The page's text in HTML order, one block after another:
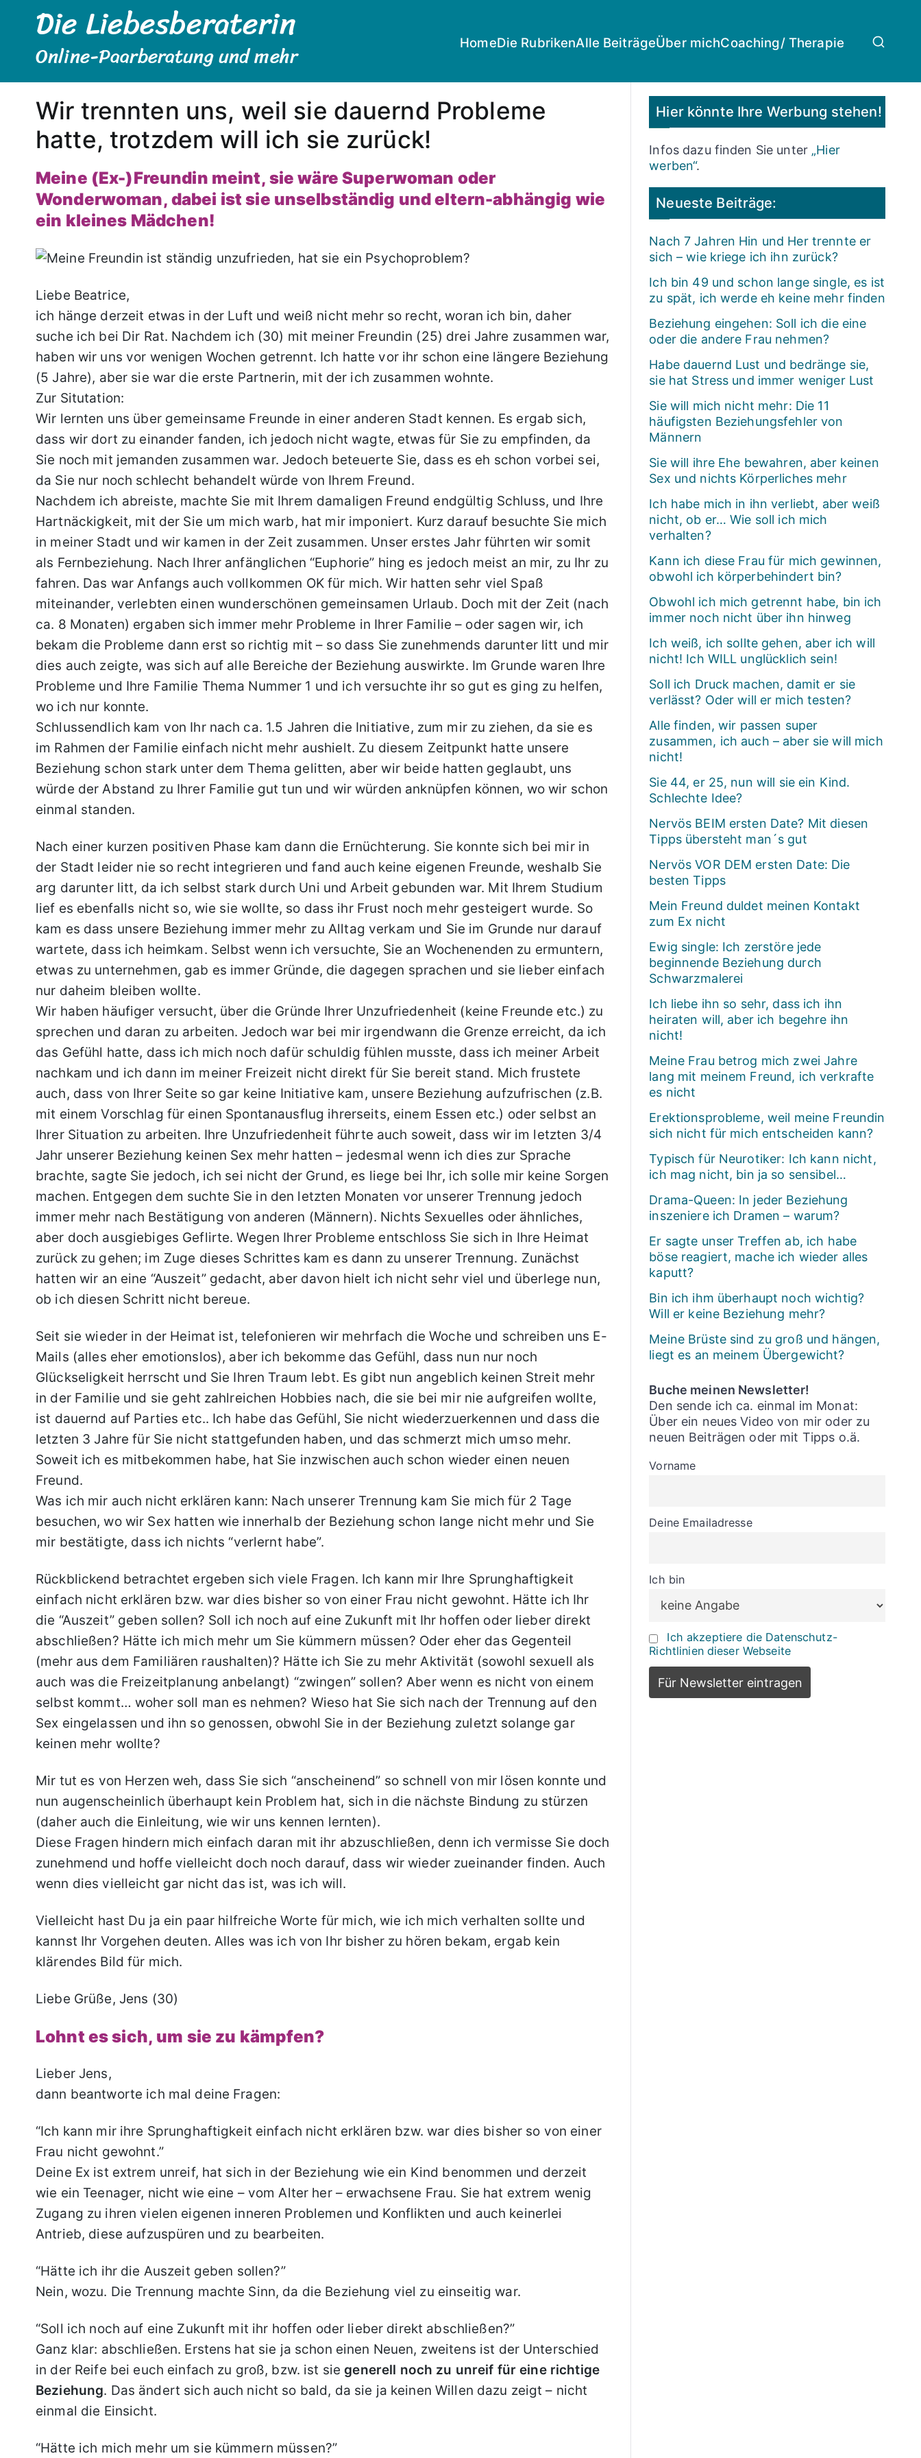
springenDie Liebesberaterin
Online-Paarberatung und mehr HomeDie RubrikenAlle BeiträgeÜber michCoaching/ Therapie
Wir trennten uns, weil sie dauernd Probleme
hatte, trotzdem will ich sie zurück!
Meine (Ex-)Freundin meint, sie wäre Superwoman oder
Wonderwoman, dabei ist sie unselbständig und eltern-abhängig wie
ein kleines Mädchen!
Liebe Beatrice,
ich hänge derzeit etwas in der Luft und weiß nicht mehr so recht, woran ich bin, daher
suche ich bei Dir Rat. Nachdem ich (30) mit meiner Freundin (25) drei Jahre zusammen war,
haben wir uns vor wenigen Wochen getrennt. Ich hatte vor ihr schon eine längere Beziehung
(5 Jahre), aber sie war die erste Partnerin, mit der ich zusammen wohnte.
Zur Situtation:
Wir lernten uns über gemeinsame Freunde in einer anderen Stadt kennen. Es ergab sich,
dass wir dort zu einander fanden, ich jedoch nicht wagte, etwas für Sie zu empfinden, da
Sie noch mit jemanden zusammen war. Jedoch beteuerte Sie, dass es eh schon vorbei sei,
da Sie nur noch schlecht behandelt würde von Ihrem Freund.
Nachdem ich abreiste, machte Sie mit Ihrem damaligen Freund endgültig Schluss, und Ihre
Hartnäckigkeit, mit der Sie um mich warb, hat mir imponiert. Kurz darauf besuchte Sie mich
in meiner Stadt und wir kamen in der Zeit zusammen. Unser erstes Jahr führten wir somit
als Fernbeziehung. Nach Ihrer anfänglichen “Euphorie” hing es jedoch meist an mir, zu Ihr zu
fahren. Das war Anfangs auch vollkommen OK für mich. Wir hatten sehr viel Spaß
miteinander, verlebten einen wunderschönen gemeinsamen Urlaub. Doch mit der Zeit (nach
ca. 8 Monaten) ergaben sich immer mehr Probleme in Ihrer Familie – oder sagen wir, ich
bekam die Probleme dann erst so richtig mit – so dass Sie zunehmends darunter litt und mir
dies auch zeigte, was sich auf alle Bereiche der Beziehung auswirkte. Im Grunde waren Ihre
Probleme und Ihre Familie Thema Nummer 1 und ich versuchte ihr so gut es ging zu helfen,
wo ich nur konnte.
Schlussendlich kam von Ihr nach ca. 1.5 Jahren die Initiative, zum mir zu ziehen, da sie es
im Rahmen der Familie einfach nicht mehr aushielt. Zu diesem Zeitpunkt hatte unsere
Beziehung schon stark unter dem Thema gelitten, aber wir beide hatten geglaubt, uns
würde der Abstand zu Ihrer Familie gut tun und wir würden anknüpfen können, wo wir schon
einmal standen.
Nach einer kurzen positiven Phase kam dann die Ernüchterung. Sie konnte sich bei mir in
der Stadt leider nie so recht integrieren und fand auch keine eigenen Freunde, weshalb Sie
arg darunter litt, da ich selbst stark durch Uni und Arbeit gebunden war. Mit Ihrem Studium
lief es ebenfalls nicht so, wie sie wollte, so dass ihr Frust noch mehr gesteigert wurde. So
kam es dass unsere Beziehung immer mehr zu Alltag verkam und Sie im Grunde nur darauf
wartete, dass ich heimkam. Selbst wenn ich versuchte, Sie an Wochenenden zu ermuntern,
etwas zu unternehmen, gab es immer Gründe, die dagegen sprachen und sie lieber einfach
nur daheim bleiben wollte.
Wir haben häufiger versucht, über die Gründe Ihrer Unzufriedenheit (keine Freunde etc.) zu
sprechen und daran zu arbeiten. Jedoch war bei mir irgendwann die Grenze erreicht, da ich
das Gefühl hatte, dass ich mich noch dafür schuldig fühlen musste, dass ich meiner Arbeit
nachkam und ich dann im meiner Freizeit nicht direkt für Sie bereit stand. Mich frustete
auch, dass von Ihrer Seite so gar keine Initiative kam, unsere Beziehung aufzufrischen (z.B.
mit einem Vorschlag für einen Spontanausflug ihrerseits, einem Essen etc.) oder selbst an
Ihrer Situation zu arbeiten. Ihre Unzufriedenheit führte auch soweit, dass wir im letzten 3/4
Jahr unserer Beziehung keinen Sex mehr hatten – jedesmal wenn ich dies zur Sprache
brachte, sagte Sie jedoch, ich sei nicht der Grund, es liege bei Ihr, ich solle mir keine Sorgen
machen. Entgegen dem suchte Sie in den letzten Monaten vor unserer Trennung jedoch
immer mehr nach Bestätigung von anderen (Männern). Nichts Sexuelles oder ähnliches,
aber doch ausgiebiges Geflirte. Wegen Ihrer Probleme entschloss Sie sich in Ihre Heimat
zurück zu gehen; im Zuge dieses Schrittes kam es dann zu unserer Trennung. Zunächst
hatten wir an eine “Auszeit” gedacht, aber davon hielt ich nicht sehr viel und überlege nun,
ob ich diesen Schritt nicht bereue.
Seit sie wieder in der Heimat ist, telefonieren wir mehrfach die Woche und schreiben uns E-
Mails (alles eher emotionslos), aber ich bekomme das Gefühl, dass nun nur noch
Glückseligkeit herrscht und Sie Ihren Traum lebt. Es gibt nun angeblich keinen Streit mehr
in der Familie und sie geht zahlreichen Hobbies nach, die sie bei mir nie aufgreifen wollte,
ist dauernd auf Parties etc.. Ich habe das Gefühl, Sie nicht wiederzuerkennen und dass die
letzten 3 Jahre für Sie nicht stattgefunden haben, und das schmerzt mich umso mehr.
Soweit ich es mitbekommen habe, hat Sie inzwischen auch schon wieder einen neuen
Freund.
Was ich mir auch nicht erklären kann: Nach unserer Trennung kam Sie mich für 2 Tage
besuchen, wo wir Sex hatten wie innerhalb der Beziehung schon lange nicht mehr und Sie
mir bestätigte, dass ich nichts “verlernt habe”.
Rückblickend betrachtet ergeben sich viele Fragen. Ich kann mir Ihre Sprunghaftigkeit
einfach nicht erklären bzw. war dies bisher so von einer Frau nicht gewohnt. Hätte ich Ihr
die “Auszeit” geben sollen? Soll ich noch auf eine Zukunft mit Ihr hoffen oder lieber direkt
abschließen? Hätte ich mich mehr um Sie kümmern müssen? Oder eher das Gegenteil
(mehr aus dem Familiären raushalten)? Hätte ich Sie zu mehr Aktivität (sowohl sexuell als
auch was die Freizeitplanung anbelangt) “zwingen” sollen? Aber wenn es nicht von einem
selbst kommt… woher soll man es nehmen? Wieso hat Sie sich nach der Trennung auf den
Sex eingelassen und ihn so genossen, obwohl Sie in der Beziehung zuletzt solange gar
keinen mehr wollte?
Mir tut es von Herzen weh, dass Sie sich “anscheinend” so schnell von mir lösen konnte und
nun augenscheinlich überhaupt kein Problem hat, sich in die nächste Bindung zu stürzen
(daher auch die Einleitung, wie wir uns kennen lernten).
Diese Fragen hindern mich einfach daran mit ihr abzuschließen, denn ich vermisse Sie doch
zunehmend und hoffe vielleicht doch noch darauf, dass wir wieder zueinander finden. Auch
wenn dies vielleicht gar nicht das ist, was ich will.
Vielleicht hast Du ja ein paar hilfreiche Worte für mich, wie ich mich verhalten sollte und
kannst Ihr Vorgehen deuten. Alles was ich von Ihr bisher zu hören bekam, ergab kein
klärendes Bild für mich.
Liebe Grüße, Jens (30)
Lohnt es sich, um sie zu kämpfen?
Lieber Jens,
dann beantworte ich mal deine Fragen:
“Ich kann mir ihre Sprunghaftigkeit einfach nicht erklären bzw. war dies bisher so von einer
Frau nicht gewohnt.”
Deine Ex ist extrem unreif, hat sich in der Beziehung wie ein Kind benommen und derzeit
wie ein Teenager, nicht wie eine – vom Alter her – erwachsene Frau. Sie hat extrem wenig
Zugang zu ihren vielen eigenen inneren Problemen und Konflikten und auch keinerlei
Antrieb, diese aufzuspüren und zu bearbeiten.
“Hätte ich ihr die Auszeit geben sollen?”
Nein, wozu. Die Trennung machte Sinn, da die Beziehung viel zu einseitig war.
“Soll ich noch auf eine Zukunft mit ihr hoffen oder lieber direkt abschließen?”
Ganz klar: abschließen. Erstens hat sie ja schon einen Neuen, zweitens ist der Unterschied
in der Reife bei euch einfach zu groß, bzw. ist siegenerell noch zu unreif für eine richtige
Beziehung. Das ändert sich auch nicht so bald, da sie ja keinen Willen dazu zeigt – nicht
einmal die Einsicht.
“Hätte ich mich mehr um sie kümmern müssen?”
Hier könnte Ihre Werbung stehen!
Infos dazu finden Sie unter „Hier
werben“.
Neueste Beiträge:
Nach 7 Jahren Hin und Her trennte er
sich – wie kriege ich ihn zurück?
Ich bin 49 und schon lange single, es ist
zu spät, ich werde eh keine mehr finden
Beziehung eingehen: Soll ich die eine
oder die andere Frau nehmen?
Habe dauernd Lust und bedränge sie,
sie hat Stress und immer weniger Lust
Sie will mich nicht mehr: Die 11
häufigsten Beziehungsfehler von
Männern
Sie will ihre Ehe bewahren, aber keinen
Sex und nichts Körperliches mehr
Ich habe mich in ihn verliebt, aber weiß
nicht, ob er… Wie soll ich mich
verhalten?
Kann ich diese Frau für mich gewinnen,
obwohl ich körperbehindert bin?
Obwohl ich mich getrennt habe, bin ich
immer noch nicht über ihn hinweg
Ich weiß, ich sollte gehen, aber ich will
nicht! Ich WILL unglücklich sein!
Soll ich Druck machen, damit er sie
verlässt? Oder will er mich testen?
Alle finden, wir passen super
zusammen, ich auch – aber sie will mich
nicht!
Sie 44, er 25, nun will sie ein Kind.
Schlechte Idee?
Nervös BEIM ersten Date? Mit diesen
Tipps übersteht man´s gut
Nervös VOR DEM ersten Date: Die
besten Tipps
Mein Freund duldet meinen Kontakt
zum Ex nicht
Ewig single: Ich zerstöre jede
beginnende Beziehung durch
Schwarzmalerei
Ich liebe ihn so sehr, dass ich ihn
heiraten will, aber ich begehre ihn
nicht!
Meine Frau betrog mich zwei Jahre
lang mit meinem Freund, ich verkrafte
es nicht
Erektionsprobleme, weil meine Freundin
sich nicht für mich entscheiden kann?
Typisch für Neurotiker: Ich kann nicht,
ich mag nicht, bin ja so sensibel…
Drama-Queen: In jeder Beziehung
inszeniere ich Dramen – warum?
Er sagte unser Treffen ab, ich habe
böse reagiert, mache ich wieder alles
kaputt?
Bin ich ihm überhaupt noch wichtig?
Will er keine Beziehung mehr?
Meine Brüste sind zu groß und hängen,
liegt es an meinem Übergewicht?
Buche meinen Newsletter!
Den sende ich ca. einmal im Monat:
Über ein neues Video von mir oder zu
neuen Beiträgen oder mit Tipps o.ä.
Vorname
Deine Emailadresse
Ich bin
Ich akzeptiere die Datenschutz-
Richtlinien dieser Webseite